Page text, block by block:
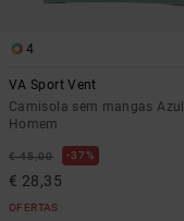
4
VA Sport Vent
Camisola sem mangas Azul
Homem
€ 45,00 37%
€ 28,35
OFERTAS